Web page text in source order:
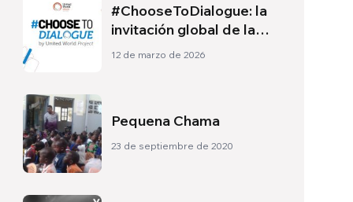
#ChooseToDialogue: la
invitación global de la
Semana Mundo Unido
12 de marzo de 2026
Pequena Chama
23 de septiembre de 2020